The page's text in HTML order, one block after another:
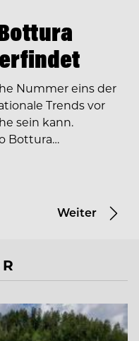
Nummer eins der
Trends vor
sein kann.
Bottura…
Weiter